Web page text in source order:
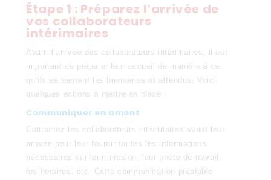
Étape 1 : Préparez l’arrivée de
vos collaborateurs
intérimaires
Avant l’arrivée des collaborateurs intérimaires, il est
important de préparer leur accueil de manière à ce
qu’ils se sentent les bienvenus et attendus. Voici
quelques actions à mettre en place :
Communiquer en amont
Contactez les collaborateurs intérimaires avant leur
arrivée pour leur fournir toutes les informations
nécessaires sur leur mission, leur poste de travail,
les horaires, etc. Cette communication préalable